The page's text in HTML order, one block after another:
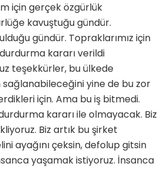
için gerçek özgürlük
kavuştuğu gündür.
gündür. Topraklarımız için
kararı verildi
teşekkürler, bu ülkede
yine de bu zor
için. Ama bu iş bitmedi.
kararı ile olmayacak. Biz
Biz artık bu şirket
ayağını çeksin, defolup gitsin
yaşamak istiyoruz. İnsanca